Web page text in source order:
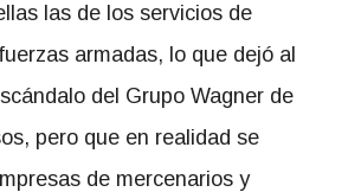
las de los servicios de
armadas, lo que dejó al
del Grupo Wagner de
pero que en realidad se
de mercenarios y